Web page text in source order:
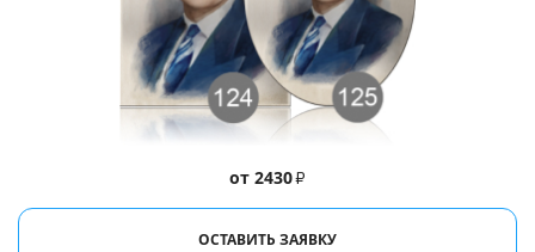
от 2430₽
ОСТАВИТЬ ЗАЯВКУ